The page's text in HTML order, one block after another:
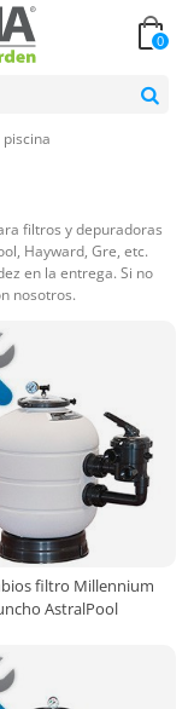
0
filtros y depuradoras
Hayward, Gre, etc.
en la entrega. Si no
nosotros.
filtro Millennium
AstralPool